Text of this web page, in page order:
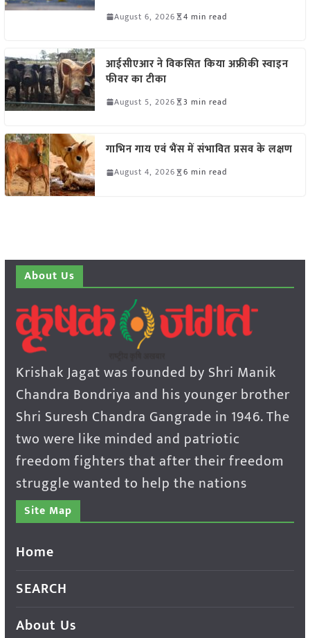
August 6, 2026 4 min read
आईसीएआर ने विकसित किया अफ्रीकी स्वाइन
फीवर का टीका
August 5, 2026 3 min read
गाभिन गाय एवं भैंस में संभावित प्रसव के लक्षण
August 4, 2026 6 min read
About Us
Krishak Jagat was founded by Shri Manik
Chandra Bondriya and his younger brother
Shri Suresh Chandra Gangrade in 1946. The
two were like minded and patriotic
freedom fighters that after their freedom
struggle wanted to help the nations
Site Map
Home
SEARCH
About Us